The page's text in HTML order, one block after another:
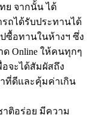
ย จากนั้น ได้
ถได้รับประทานได้
ซื้อทานในห้างฯ ซึ่ง
ด Online ให้คนทุกๆ
อจะได้สัมผัสถึง
ที่ดีและคุ้มค่าเกิน
ติอร่อย มีความ